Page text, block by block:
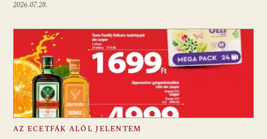
2026.07.28.
AZ ECETFÁK ALÓL JELENTEM